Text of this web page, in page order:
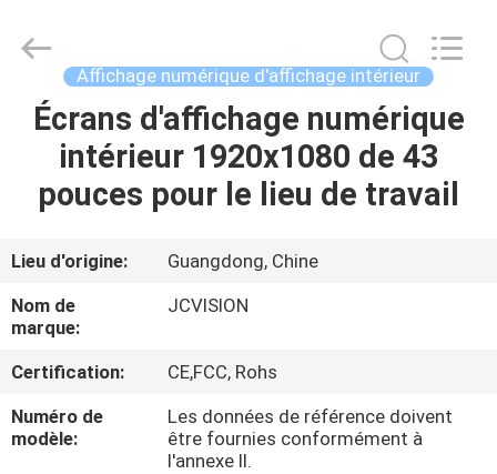
MAISON
PRODUITS
À
PROPOS
DE
NOUS
Interactive
Technology
Reserved.
Affichage numérique d'affichage intérieur
Écrans d'affichage numérique
intérieur 1920x1080 de 43
pouces pour le lieu de travail
Lieu d'origine:
Guangdong, Chine
Nom de
marque:
JCVISION
Certification:
CE,FCC, Rohs
Numéro de
modèle:
Les données de référence doivent
être fournies conformément à
l'annexe II.